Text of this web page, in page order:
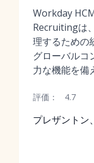
Workday
Recruitingは
理するための
グローバルコ
力な機能を備
評価： 4.7
プレザントン